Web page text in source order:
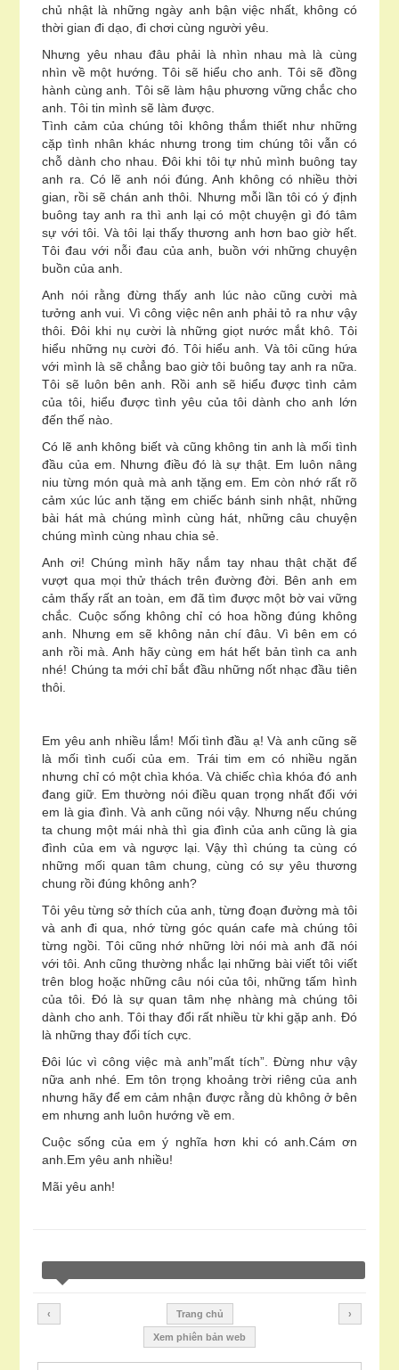
chủ nhật là những ngày anh bận việc nhất, không có
thời gian đi dạo, đi chơi cùng người yêu.
Nhưng yêu nhau đâu phải là nhìn nhau mà là cùng
nhìn về một hướng. Tôi sẽ hiểu cho anh. Tôi sẽ đồng
hành cùng anh. Tôi sẽ làm hậu phương vững chắc cho
anh. Tôi tin mình sẽ làm được.
Tình cảm của chúng tôi không thắm thiết như những
cặp tình nhân khác nhưng trong tim chúng tôi vẫn có
chỗ dành cho nhau. Đôi khi tôi tự nhủ mình buông tay
anh ra. Có lẽ anh nói đúng. Anh không có nhiều thời
gian, rồi sẽ chán anh thôi. Nhưng mỗi lần tôi có ý định
buông tay anh ra thì anh lại có một chuyện gì đó tâm
sự với tôi. Và tôi lại thấy thương anh hơn bao giờ hết.
Tôi đau với nỗi đau của anh, buồn với những chuyện
buồn của anh.
Anh nói rằng đừng thấy anh lúc nào cũng cười mà
tưởng anh vui. Vì công việc nên anh phải tỏ ra như vậy
thôi. Đôi khi nụ cười là những giọt nước mắt khô. Tôi
hiểu những nụ cười đó. Tôi hiểu anh. Và tôi cũng hứa
với mình là sẽ chẳng bao giờ tôi buông tay anh ra nữa.
Tôi sẽ luôn bên anh. Rồi anh sẽ hiểu được tình cảm
của tôi, hiểu được tình yêu của tôi dành cho anh lớn
đến thế nào.
Có lẽ anh không biết và cũng không tin anh là mối tình
đầu của em. Nhưng điều đó là sự thật. Em luôn nâng
niu từng món quà mà anh tặng em. Em còn nhớ rất rõ
cảm xúc lúc anh tặng em chiếc bánh sinh nhật, những
bài hát mà chúng mình cùng hát, những câu chuyện
chúng mình cùng nhau chia sẻ.
Anh ơi! Chúng mình hãy nắm tay nhau thật chặt để
vượt qua mọi thử thách trên đường đời. Bên anh em
cảm thấy rất an toàn, em đã tìm được một bờ vai vững
chắc. Cuộc sống không chỉ có hoa hồng đúng không
anh. Nhưng em sẽ không nản chí đâu. Vì bên em có
anh rồi mà. Anh hãy cùng em hát hết bản tình ca anh
nhé! Chúng ta mới chỉ bắt đầu những nốt nhạc đầu tiên
thôi.
Em yêu anh nhiều lắm! Mối tình đầu ạ! Và anh cũng sẽ
là mối tình cuối của em. Trái tim em có nhiều ngăn
nhưng chỉ có một chìa khóa. Và chiếc chìa khóa đó anh
đang giữ. Em thường nói điều quan trọng nhất đối với
em là gia đình. Và anh cũng nói vậy. Nhưng nếu chúng
ta chung một mái nhà thì gia đình của anh cũng là gia
đình của em và ngược lại. Vậy thì chúng ta cùng có
những mối quan tâm chung, cùng có sự yêu thương
chung rồi đúng không anh?
Tôi yêu từng sở thích của anh, từng đoạn đường mà tôi
và anh đi qua, nhớ từng góc quán cafe mà chúng tôi
từng ngồi. Tôi cũng nhớ những lời nói mà anh đã nói
với tôi. Anh cũng thường nhắc lại những bài viết tôi viết
trên blog hoặc những câu nói của tôi, những tấm hình
của tôi. Đó là sự quan tâm nhẹ nhàng mà chúng tôi
dành cho anh. Tôi thay đổi rất nhiều từ khi gặp anh. Đó
là những thay đổi tích cực.
Đôi lúc vì công việc mà anh”mất tích”. Đừng như vậy
nữa anh nhé. Em tôn trọng khoảng trời riêng của anh
nhưng hãy để em cảm nhận được rằng dù không ở bên
em nhưng anh luôn hướng về em.
Cuộc sống của em ý nghĩa hơn khi có anh.Cám ơn
anh.Em yêu anh nhiều!
Mãi yêu anh!
‹ ›
Trang chủ
Xem phiên bản web